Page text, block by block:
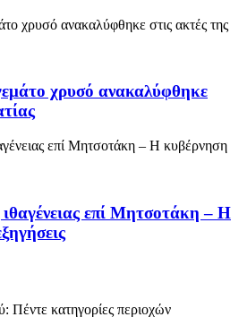
χρυσό ανακαλύφθηκε
επί Μητσοτάκη – Η